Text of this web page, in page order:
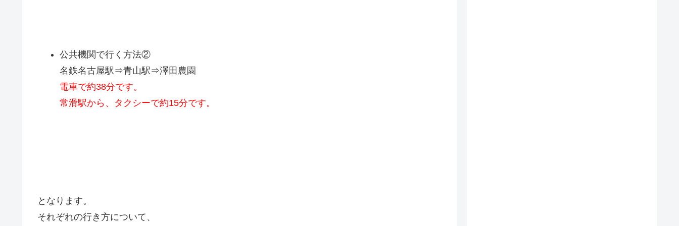
公共機関で行く方法②
名鉄名古屋駅⇒青山駅⇒澤田農園
電車で約38分です。
常滑駅から、タクシーで約15分です。
となります。
それぞれの行き方について、